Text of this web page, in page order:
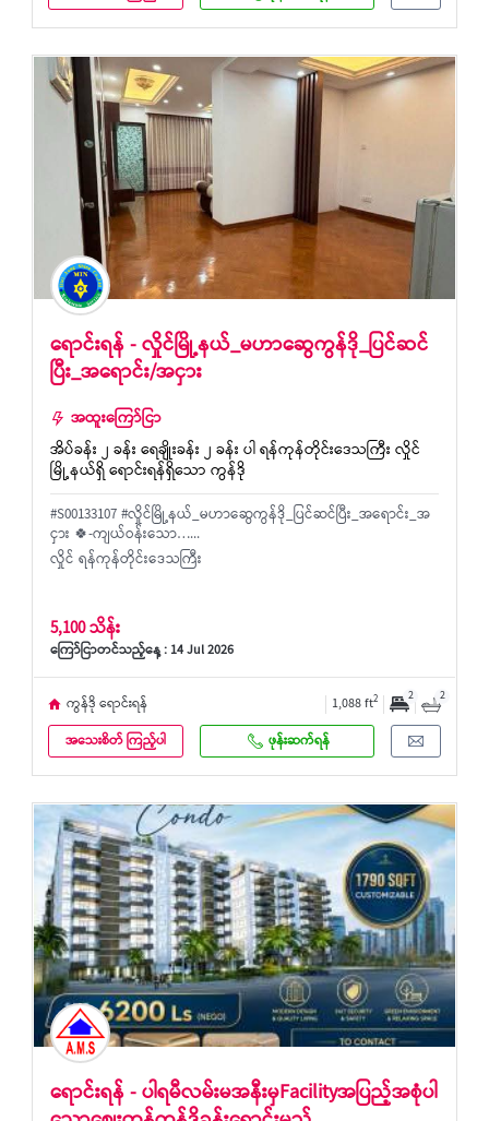
ရောင်းရန် - လှိုင်မြို့နယ်_မဟာဆွေကွန်ဒို_ပြင်ဆင်
ပြီး_အရောင်း/အငှား
အထူးကြော်ငြာ
အိပ်ခန်း ၂ ခန်း ရေချိုးခန်း ၂ ခန်း ပါ ရန်ကုန်တိုင်းဒေသကြီး လှိုင်
မြို့နယ်ရှိ ရောင်းရန်ရှိသော ကွန်ဒို
#S00133107 #လှိုင်မြို့နယ်_မဟာဆွေကွန်ဒို_ပြင်ဆင်ပြီး_အရောင်း_အ
ငှား 🍀-ကျယ်ဝန်းသော…...
လှိုင် ရန်ကုန်တိုင်းဒေသကြီး
5,100 သိန်း
ကြော်ငြာတင်သည့်နေ့ : 14 Jul 2026
ကွန်ဒို ရောင်းရန် 1,088 ft2 2 2
အသေးစိတ် ကြည့်ပါ ဖုန်းဆက်ရန်
ရောင်းရန် - ပါရမီလမ်းမအနီးမှFacilityအပြည့်အစုံပါ